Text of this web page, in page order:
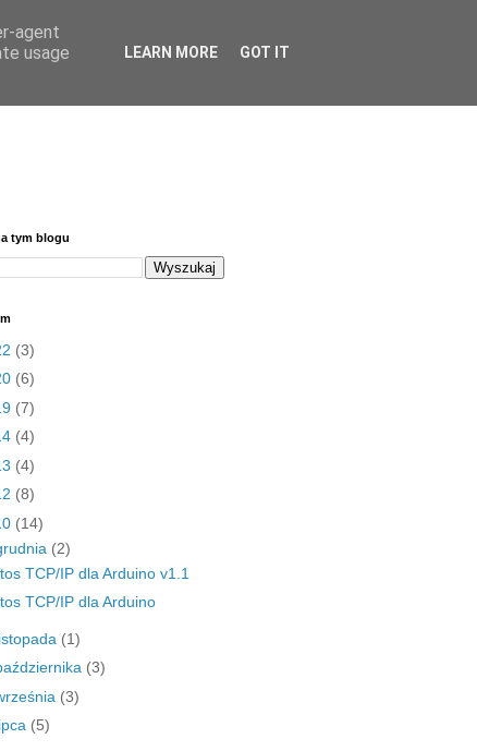
tym blogu
(3)
(6)
(7)
(4)
(4)
(8)
(14)
(2)
TCP/IP dla Arduino v1.1
TCP/IP dla Arduino
(1)
(3)
(3)
(5)
agent
usage
LEARN MORE GOT IT